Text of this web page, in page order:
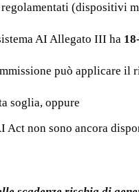
(dispositivi
AI Allegato III ha
può applicare il
soglia, oppure
non sono ancora